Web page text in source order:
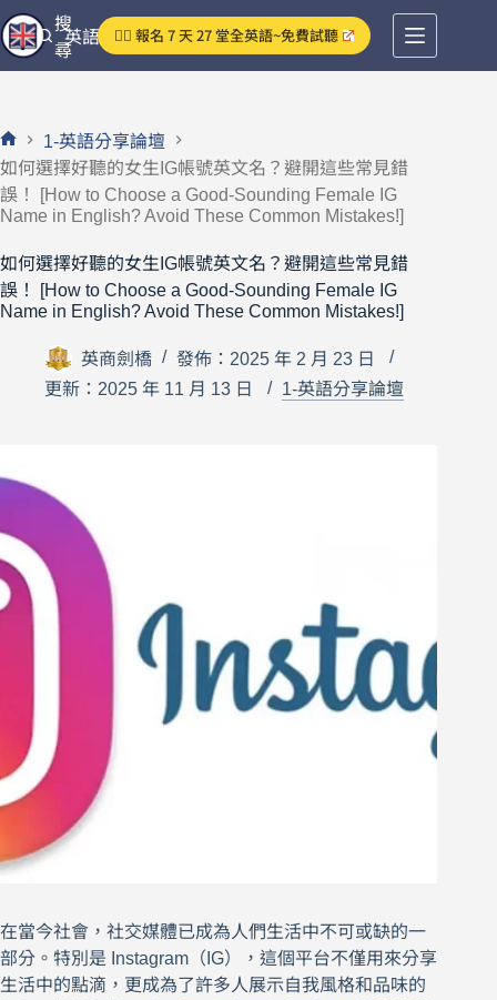
跳
至
主
容
英語分享論壇
搜
尋
👉🏻 報名 7 天 27 堂全英語~免費試聽
首
頁
1-英語分享論壇
如何選擇好聽的女生IG帳號英文名？避開這些常見錯
誤！ [How to Choose a Good-Sounding Female IG
Name in English? Avoid These Common Mistakes!]
如何選擇好聽的女生IG帳號英文名？避開這些常見錯
誤！ [How to Choose a Good-Sounding Female IG
Name in English? Avoid These Common Mistakes!]
英商劍橋
發佈：2025 年 2 月 23 日
更新：2025 年 11 月 13 日
1-英語分享論壇
在當今社會，社交媒體已成為人們生活中不可或缺的一
部分。特別是 Instagram（IG），這個平台不僅用來分享
生活中的點滴，更成為了許多人展示自我風格和品味的